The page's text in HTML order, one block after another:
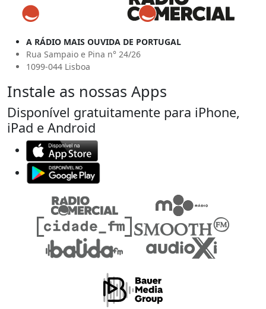
A RÁDIO MAIS OUVIDA DE PORTUGAL
Rua Sampaio e Pina n° 24/26
1099-044 Lisboa
Instale as nossas Apps
Disponível gratuitamente para iPhone,
iPad e Android